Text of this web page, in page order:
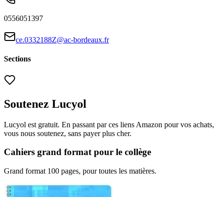
0556051397
ce.0332188Z@ac-bordeaux.fr
Sections
Soutenez Lucyol
Lucyol est gratuit. En passant par ces liens Amazon pour vos achats,
vous nous soutenez, sans payer plus cher.
Cahiers grand format pour le collège
Grand format 100 pages, pour toutes les matières.